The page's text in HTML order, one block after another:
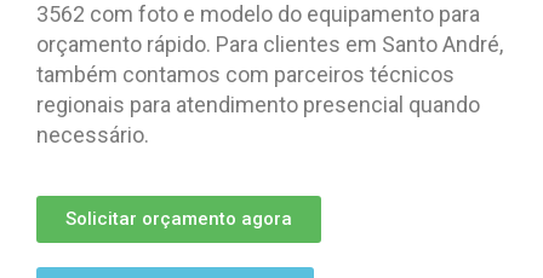
3562 com foto e modelo do equipamento para
orçamento rápido. Para clientes em Santo André,
também contamos com parceiros técnicos
regionais para atendimento presencial quando
necessário.
Solicitar orçamento agora